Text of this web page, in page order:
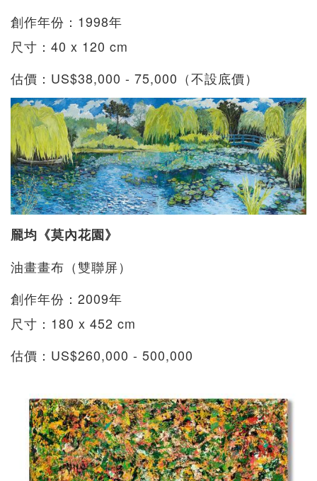
創作年份：1998年
尺寸：40 x 120 cm
估價：US$38,000 - 75,000（不設底價）
龎均《莫內花園》
油畫畫布（雙聯屏）
創作年份：2009年
尺寸：180 x 452 cm
估價：US$260,000 - 500,000